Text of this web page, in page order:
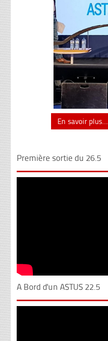
En savoir plus...
Première sortie du 26.5
A Bord d'un ASTUS 22.5